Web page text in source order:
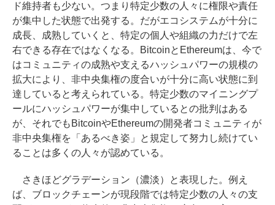
ド維持者も少ない。つまり特定少数の人々に権限や責任
が集中した状態で出発する。だがエコシステムが十分に
成長、成熟していくと、特定の個人や組織の力だけで左
右できる存在ではなくなる。BitcoinとEthereumは、今で
はコミュニティの成熟や支えるハッシュパワーの規模の
拡大により、非中央集権の度合いが十分に高い状態に到
達していると考えられている。特定少数のマイニングプ
ールにハッシュパワーが集中しているとの批判はある
が、それでもBitcoinやEthereumの開発者コミュニティが
非中央集権を「あるべき姿」と規定して努力し続けてい
ることは多くの人々が認めている。
さきほどグラデーション（濃淡）と表現した。例え
ば、ブロックチェーンが現段階では特定少数の人々の支